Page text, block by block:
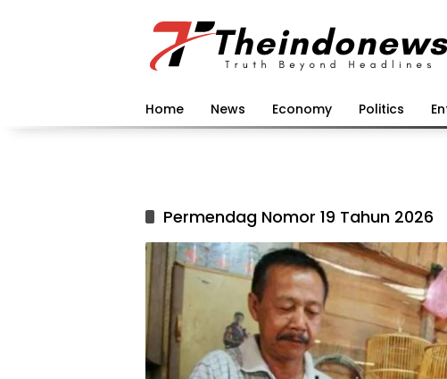
Home News Economy Politics
Permendag Nomor 19 Tahun 2026